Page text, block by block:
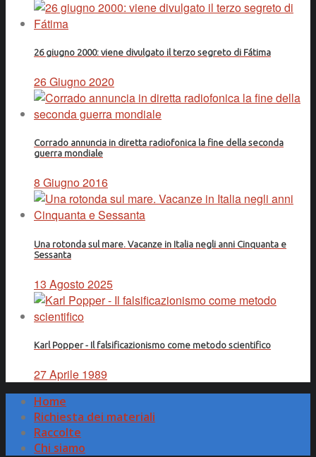
26 giugno 2000: viene divulgato il terzo segreto di Fátima
26 Giugno 2020
Corrado annuncia in diretta radiofonica la fine della seconda
guerra mondiale
8 Giugno 2016
Una rotonda sul mare. Vacanze in Italia negli anni Cinquanta e
Sessanta
13 Agosto 2025
Karl Popper - Il falsificazionismo come metodo scientifico
27 Aprile 1989
Home
Richiesta dei materiali
Raccolte
Chi siamo